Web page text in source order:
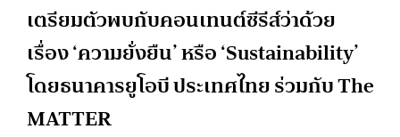
เตรียมตัวพบกับคอนเทนต์ซีรีส์ว่าด้วย
เรื่อง ‘ความยั่งยืน’ หรือ ‘Sustainability’
โดยธนาคารยูโอบี ประเทศไทย ร่วมกับ The
MATTER